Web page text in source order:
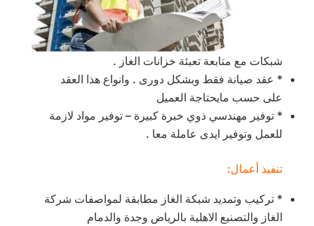
شبكات مع متابعة تعبئة خزانات الغاز .
* عقد صيانة فقط وبشكل دورى . وانواع هذا العقد
على حسب مايحتاجة العميل
* توفير مهندسي ذوي خبرة كبيرة – توفير مواد لازمة
للعمل وتوفير ايدى عاملة معا .
تنفيذ أعمال:
* تركيب وتمديد شبكة الغاز مطابقة لمواصفات شركة
الغاز والتصنيع الاهلية بالرياض وجدة والدمام